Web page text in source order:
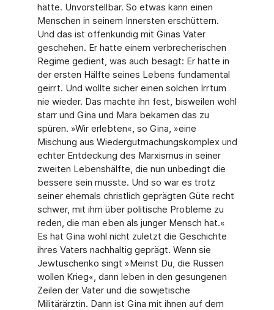
hätte. Unvorstellbar. So etwas kann einen
Menschen in seinem Innersten erschüt­tern.
Und das ist offenkundig mit Ginas Vater
geschehen. Er hatte einem verbrecherischen
Regime gedient, was auch besagt: Er hatte in
der ersten Hälfte seines Lebens fundamental
geirrt. Und wollte sicher einen solchen Irrtum
nie wieder. Das machte ihn fest, bisweilen wohl
starr und Gina und Mara bekamen das zu
spüren. »Wir erlebten«, so Gina, »eine
Mischung aus Wiedergutmachungskomplex und
echter Entdeckung des Marxismus in seiner
zweiten Lebenshälfte, die nun unbedingt die
bessere sein musste. Und so war es trotz
seiner ehemals christlich geprägten Güte recht
schwer, mit ihm über politische Probleme zu
reden, die man eben als junger Mensch hat.«
Es hat Gina wohl nicht zuletzt die Geschichte
ihres Vaters nachhaltig geprägt. Wenn sie
Jewtuschenko singt »Meinst Du, die Russen
wollen Krieg«, dann leben in den gesungenen
Zeilen der Vater und die sowjetische
Militärärztin. Dann ist Gina mit ihnen auf dem